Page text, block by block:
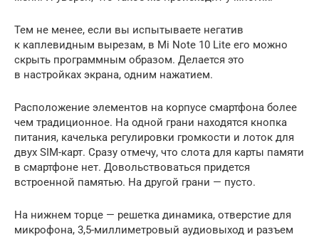
Тем не менее, если вы испытываете негатив
к каплевидным вырезам, в Mi Note 10 Lite его можно
скрыть программным образом. Делается это
в настройках экрана, одним нажатием.
Расположение элементов на корпусе смартфона более
чем традиционное. На одной грани находятся кнопка
питания, качелька регулировки громкости и лоток для
двух SIM-карт. Сразу отмечу, что слота для карты памяти
в смартфоне нет. Довольствоваться придется
встроенной памятью. На другой грани — пусто.
На нижнем торце — решетка динамика, отверстие для
микрофона, 3,5-миллиметровый аудиовыход и разъем